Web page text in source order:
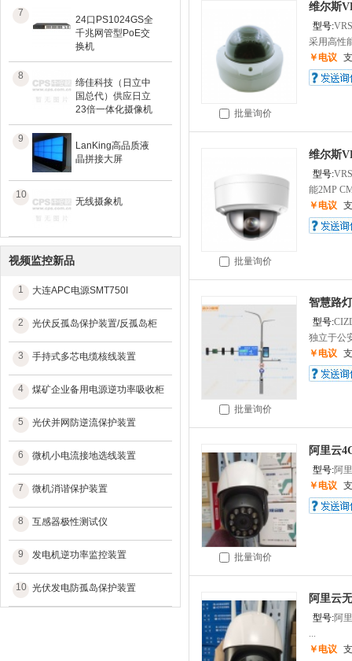
7
24口PS1024GS全
千兆网管型PoE交
换机
8
缔佳科技（日立中
国总代）供应日立
23倍一体化摄像机
9
LanKing高品质液
晶拼接大屏
10
无线摄象机
视频监控新品
1 大连APC电源SMT750I
2 光伏反孤岛保护装置/反孤岛柜
3 手持式多芯电缆核线装置
4 煤矿企业备用电源逆功率吸收柜
5 光伏并网防逆流保护装置
6 微机小电流接地选线装置
7 微机消谐保护装置
8 互感器极性测试仪
9 发电机逆功率监控装置
10 光伏发电防孤岛保护装置
批量询价
维尔斯
型号:
采用高性
￥电议
批量询价
维尔斯
型号:
能2MP
￥电议
批量询价
智慧路
型号:
独立于公
￥电议
批量询价
阿里云
型号:阿
￥电议
阿里云
型号:阿
...
￥电议